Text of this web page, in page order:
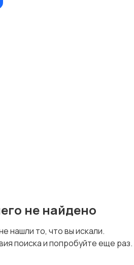
мам
не найдено
нашли то, что вы искали.
поиска и попробуйте еще раз.